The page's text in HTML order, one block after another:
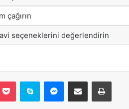
çağırın
seçeneklerini değerlendirin
Pocket Skype Messenger
E-Posta ile paylaş Yazdır